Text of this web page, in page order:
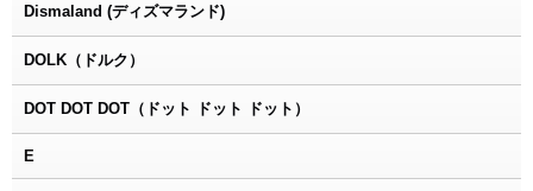
Dismaland (ディズマランド)
DOLK（ドルク）
DOT DOT DOT（ドット ドット ドット）
E